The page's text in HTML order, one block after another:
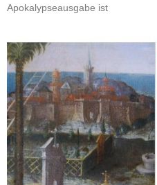
Apokalypseausgabe ist